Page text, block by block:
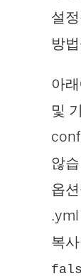
설
방
아
및
않
옵
복